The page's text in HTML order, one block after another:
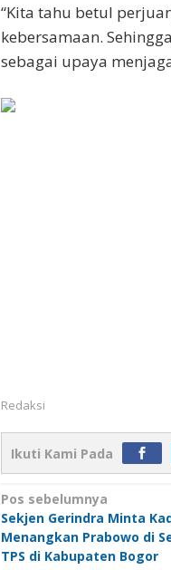
“Kita tahu betul
kebersamaan.
sebagai upaya
Redaksi
Ikuti Kami Pada
Navigasi
pos
Pos sebelumnya
Sekjen Gerindra Minta
Menangkan Prabowo di
TPS di Kabupaten Bogor